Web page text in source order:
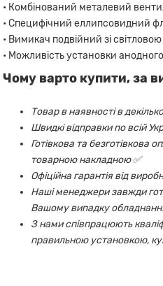
• Комбінований металевий
• Специфічний еллипсовидний
• Вимикач подвійний зі
• Можливість установки
Чому варто купити, за
Товар в наявності в
Швидкі відправки по всій
Готівкова та безготівкова
товарною накладною ✅
Офіційна гарантія від
Наші менеджери завжди
Вашому випадку
З нами співпрацюють
правильною установкою,